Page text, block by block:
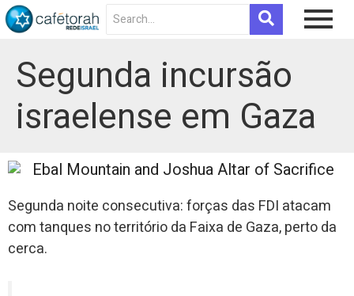
Segunda incursão
israelense em Gaza
Segunda noite consecutiva: forças das FDI atacam
com tanques no território da Faixa de Gaza, perto da
cerca.